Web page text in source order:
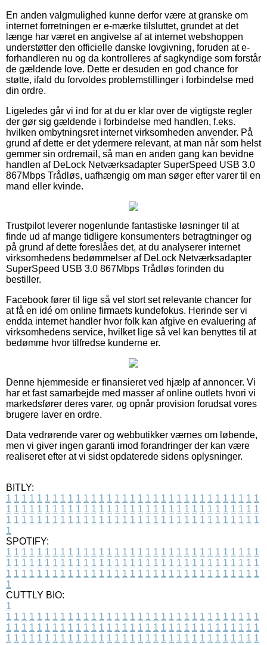
En anden valgmulighed kunne derfor være at granske om
internet forretningen er e-mærke tilsluttet, grundet at det
længe har været en angivelse af at internet webshoppen
understøtter den officielle danske lovgivning, foruden at e-
forhandleren nu og da kontrolleres af sagkyndige som forstår
de gældende love. Dette er desuden en god chance for
støtte, ifald du forvoldes problemstillinger i forbindelse med
din ordre.
Ligeledes går vi ind for at du er klar over de vigtigste regler
der gør sig gældende i forbindelse med handlen, f.eks.
hvilken ombytningsret internet virksomheden anvender. På
grund af dette er det ydermere relevant, at man når som helst
gemmer sin ordremail, så man en anden gang kan bevidne
handlen af DeLock Netværksadapter SuperSpeed USB 3.0
867Mbps Trådløs, uafhængig om man søger efter varer til en
mand eller kvinde.
Trustpilot leverer nogenlunde fantastiske løsninger til at
finde ud af mange tidligere konsumenters betragtninger og
på grund af dette foreslåes det, at du analyserer internet
virksomhedens bedømmelser af DeLock Netværksadapter
SuperSpeed USB 3.0 867Mbps Trådløs forinden du
bestiller.
Facebook fører til lige så vel stort set relevante chancer for
at få en idé om online firmaets kundefokus. Herinde ser vi
endda internet handler hvor folk kan afgive en evaluering af
virksomhedens service, hvilket lige så vel kan benyttes til at
bedømme hvor tilfredse kunderne er.
Denne hjemmeside er finansieret ved hjælp af annoncer. Vi
har et fast samarbejde med masser af online outlets hvori vi
markedsfører deres varer, og opnår provision forudsat vores
brugere laver en ordre.
Data vedrørende varer og webbutikker værnes om løbende,
men vi giver ingen garanti imod forandringer der kan være
realiseret efter at vi sidst opdaterede sidens oplysninger.
BITLY:
1 1 1 1 1 1 1 1 1 1 1 1 1 1 1 1 1 1 1 1 1 1 1 1 1 1 1 1 1 1 1 1 1
1 1 1 1 1 1 1 1 1 1 1 1 1 1 1 1 1 1 1 1 1 1 1 1 1 1 1 1 1 1 1 1 1
1 1 1 1 1 1 1 1 1 1 1 1 1 1 1 1 1 1 1 1 1 1 1 1 1 1 1 1 1 1 1 1 1
1
SPOTIFY:
1 1 1 1 1 1 1 1 1 1 1 1 1 1 1 1 1 1 1 1 1 1 1 1 1 1 1 1 1 1 1 1 1
1 1 1 1 1 1 1 1 1 1 1 1 1 1 1 1 1 1 1 1 1 1 1 1 1 1 1 1 1 1 1 1 1
1 1 1 1 1 1 1 1 1 1 1 1 1 1 1 1 1 1 1 1 1 1 1 1 1 1 1 1 1 1 1 1 1
1
CUTTLY BIO:
1
1 1 1 1 1 1 1 1 1 1 1 1 1 1 1 1 1 1 1 1 1 1 1 1 1 1 1 1 1 1 1 1 1
1 1 1 1 1 1 1 1 1 1 1 1 1 1 1 1 1 1 1 1 1 1 1 1 1 1 1 1 1 1 1 1 1
1 1 1 1 1 1 1 1 1 1 1 1 1 1 1 1 1 1 1 1 1 1 1 1 1 1 1 1 1 1 1 1 1